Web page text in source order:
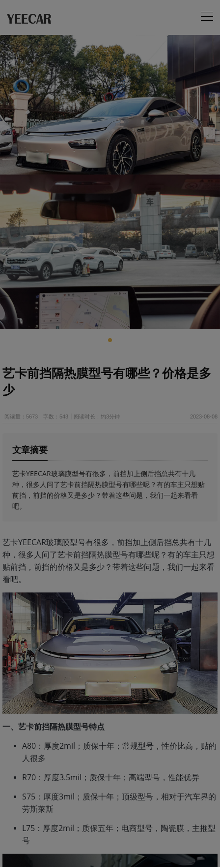
艺卡前挡隔热膜型号有哪些？价格是多
少
阅读量：5673 字数：543 阅读时长：约3分钟 2023-08-08
文章摘要
艺卡YEECAR玻璃膜型号有很多，前挡加上侧后挡总共有十几
种，很多人问了艺卡前挡隔热膜型号有哪些呢？有的车主只想贴
前挡，前挡的价格又是多少？带着这些问题，我们一起来看看
吧。
艺卡YEECAR玻璃膜型号有很多，前挡加上侧后挡总共有十几
种，很多人问了艺卡前挡隔热膜型号有哪些呢？有的车主只想
贴前挡，前挡的价格又是多少？带着这些问题，我们一起来看
看吧。
一、艺卡前挡隔热膜型号特点
A80：厚度2mil；质保十年；常规型号，性价比高，贴的
人很多
R70：厚度3.5mil；质保十年；高端型号，性能优异
S75：厚度3mil；质保十年；顶级型号，相对于汽车界的
劳斯莱斯
L75：厚度2mil；质保五年；电商型号，陶瓷膜，主推型
号